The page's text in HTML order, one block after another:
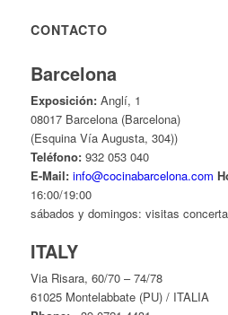
CONTACTO
Barcelona
Exposición:Anglí, 1
08017 Barcelona (Barcelona)
(Esquina Vía Augusta, 304))
Teléfono:932 053 040
E-Mail: info@cocinabarcelona.com
16:00/19:00
sábados y domingos: visitas
ITALY
Via Risara, 60/70 – 74/78
61025 Montelabbate (PU) / ITALIA